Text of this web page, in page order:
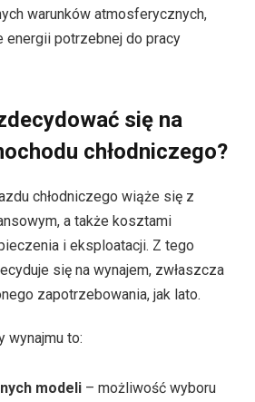
warunków atmosferycznych,
energii potrzebnej do pracy
się na
chłodniczego?
chłodniczego wiąże się z
a także kosztami
i eksploatacji. Z tego
się na wynajem, zwłaszcza
zapotrzebowania, jak lato.
wynajmu to:
modeli – możliwość wyboru